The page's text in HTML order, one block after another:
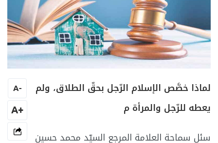
لماذا خصَّص الإسلام الرّجل بحقّ الطلاق، ولم
يعطه للرّجل والمرأة م
سئل سماحة العلامة المرجع السيّد محمد حسين
-
A
+A